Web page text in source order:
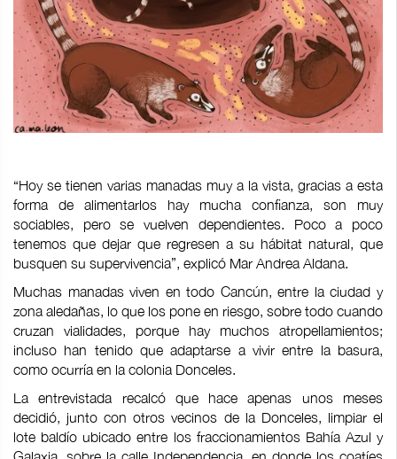
“Hoy se tienen varias manadas muy a la vista, gracias a esta
forma de alimentarlos hay mucha confianza, son muy
sociables, pero se vuelven dependientes. Poco a poco
tenemos que dejar que regresen a su hábitat natural, que
busquen su supervivencia”, explicó Mar Andrea Aldana.
Muchas manadas viven en todo Cancún, entre la ciudad y
zona aledañas, lo que los pone en riesgo, sobre todo cuando
cruzan vialidades, porque hay muchos atropellamientos;
incluso han tenido que adaptarse a vivir entre la basura,
como ocurría en la colonia Donceles.
La entrevistada recalcó que hace apenas unos meses
decidió, junto con otros vecinos de la Donceles, limpiar el
lote baldío ubicado entre los fraccionamientos Bahía Azul y